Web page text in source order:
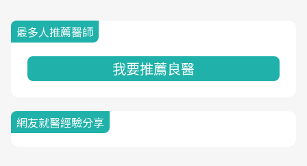
最多人推薦醫師
我要推薦良醫
網友就醫經驗分享